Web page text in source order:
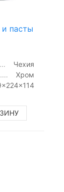
пасты
Чехия
Хром